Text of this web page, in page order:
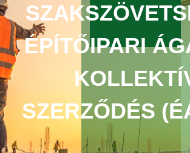
ÉPÍTŐIPARI
SZERZŐDÉS